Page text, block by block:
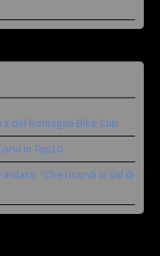
del Romagna Bike Cup
in Top10
“Che ricordi in Val di